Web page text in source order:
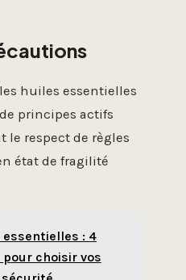
huiles essentielles
principes actifs
le respect de règles
état de fragilité
essentielles : 4
choisir vos